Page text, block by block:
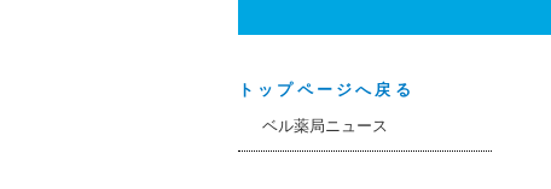
トップページへ戻る
ベル薬局ニュース